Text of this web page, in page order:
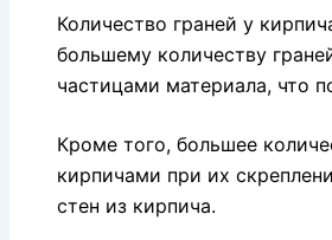
Количество граней у
большему количеству
частицами материала, что
Кроме того, большее
кирпичами при их
стен из кирпича.